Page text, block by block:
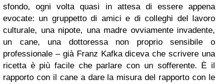
sfondo, ogni volta quasi in attesa di essere appena
evocate: un gruppetto di amici e di colleghi del lavoro
culturale, una nipote, una madre ovviamente invadente,
un cane, una dottoressa non proprio sensibile o
professionale – già Franz Kafka diceva che scrivere una
ricetta è più facile che parlare con un sofferente. È il
rapporto con il cane a dare la misura del rapporto con le